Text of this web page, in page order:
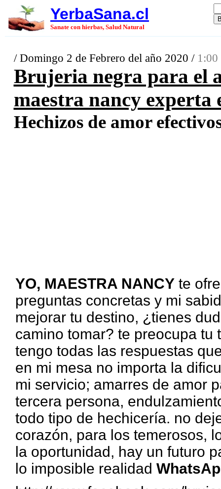
YerbaSana.cl
Sanate con hierbas, Salud Natural
/ Domingo 2 de Febrero del año 2020 / 1:00
Brujeria negra para el
maestra nancy experta
Hechizos de amor
YO, MAESTRA NANCYte
preguntas concretas y mi
mejorar tu destino, ¿tienes
camino tomar? te preocupa tu
tengo todas las respuestas
en mi mesa no importa la
mi servicio; amarres de amor
tercera persona,
todo tipo de hechicería. no
corazón, para los temerosos,
la oportunidad, hay un futuro
lo imposible realidad